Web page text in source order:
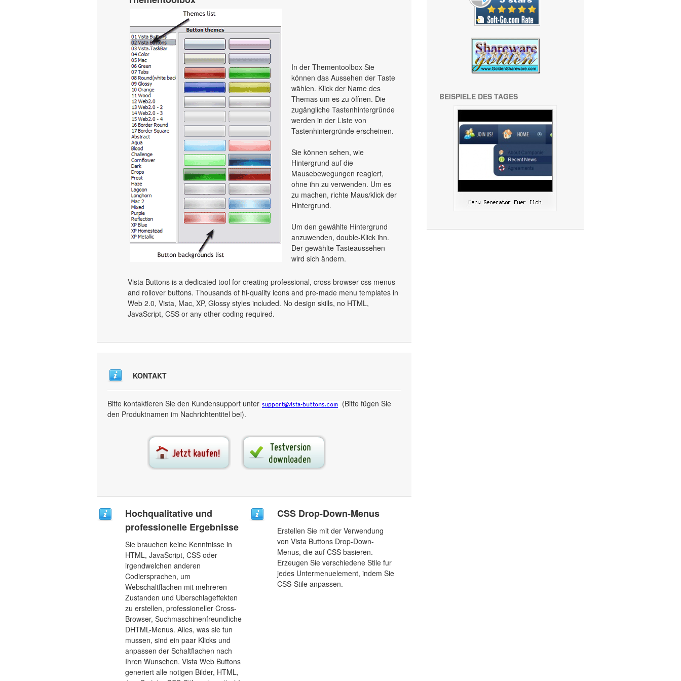
In der Thementoolbox Sie
können das Aussehen der Taste
wählen. Klick der Name des
Themas um es zu öffnen. Die
zugängliche Tastenhintergründe
werden in der Liste von
Tastenhintergründe erscheinen.
Sie können sehen, wie
Hintergrund auf die
Mausebewegungen reagiert,
ohne ihn zu verwenden. Um es
zu machen, richte Maus/klick der
Hintergrund.
Um den gewählte Hintergrund
anzuwenden, double-Klick ihn.
Der gewählte Tasteaussehen
wird sich ändern.
Vista Buttons is a dedicated tool for creating professional, cross browser css menus
and rollover buttons. Thousands of hi-quality icons and pre-made menu templates in
Web 2.0, Vista, Mac, XP, Glossy styles included. No design skills, no HTML,
JavaScript, CSS or any other coding required.
KONTAKT
Bitte kontaktieren Sie den Kundensupport unter
(Bitte fügen Sie
den Produktnamen im Nachrichtentitel bei).
Hochqualitative und
professionelle Ergebnisse
Sie brauchen keine Kenntnisse in
HTML, JavaScript, CSS oder
irgendwelchen anderen
Codiersprachen, um
Webschaltflachen mit mehreren
Zustanden und Uberschlageffekten
zu erstellen, professioneller Cross-
Browser, Suchmaschinenfreundliche
DHTML-Menus. Alles, was sie tun
mussen, sind ein paar Klicks und
anpassen der Schaltflachen nach
Ihren Wunschen. Vista Web Buttons
generiert alle notigen Bilder, HTML,
CSS Drop-Down-Menus
Erstellen Sie mit der Verwendung
von Vista Buttons Drop-Down-
Menus, die auf CSS basieren.
Erzeugen Sie verschiedene Stile fur
jedes Untermenuelement, indem Sie
CSS-Stile anpassen.
BEISPIELE DES TAGES